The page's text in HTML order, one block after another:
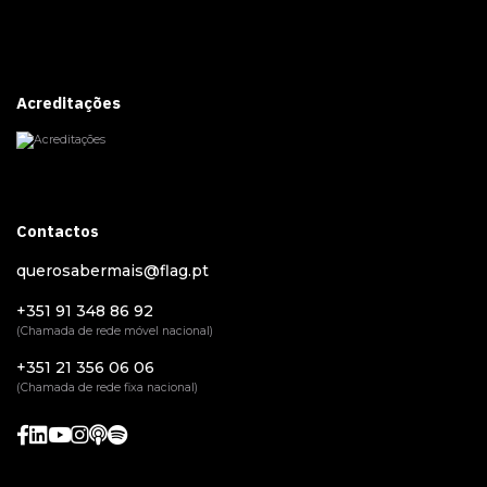
Acreditações
Contactos
querosabermais@flag.pt
+351 91 348 86 92
(Chamada de rede móvel nacional)
+351 21 356 06 06
(Chamada de rede fixa nacional)